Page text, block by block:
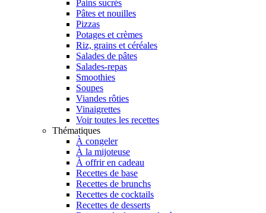
Pains sucrés
Pâtes et nouilles
Pizzas
Potages et crèmes
Riz, grains et céréales
Salades de pâtes
Salades-repas
Smoothies
Soupes
Viandes rôties
Vinaigrettes
Voir toutes les recettes
Thématiques
À congeler
À la mijoteuse
À offrir en cadeau
Recettes de base
Recettes de brunchs
Recettes de cocktails
Recettes de desserts